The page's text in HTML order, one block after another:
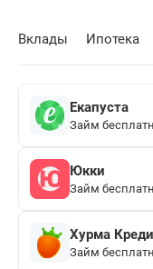
22.3648
Румынский
17.8891
Сербский
80.1089
Вклады Ипотека
Екапуста
Займ
Юкки
Займ
Хурма
Займ